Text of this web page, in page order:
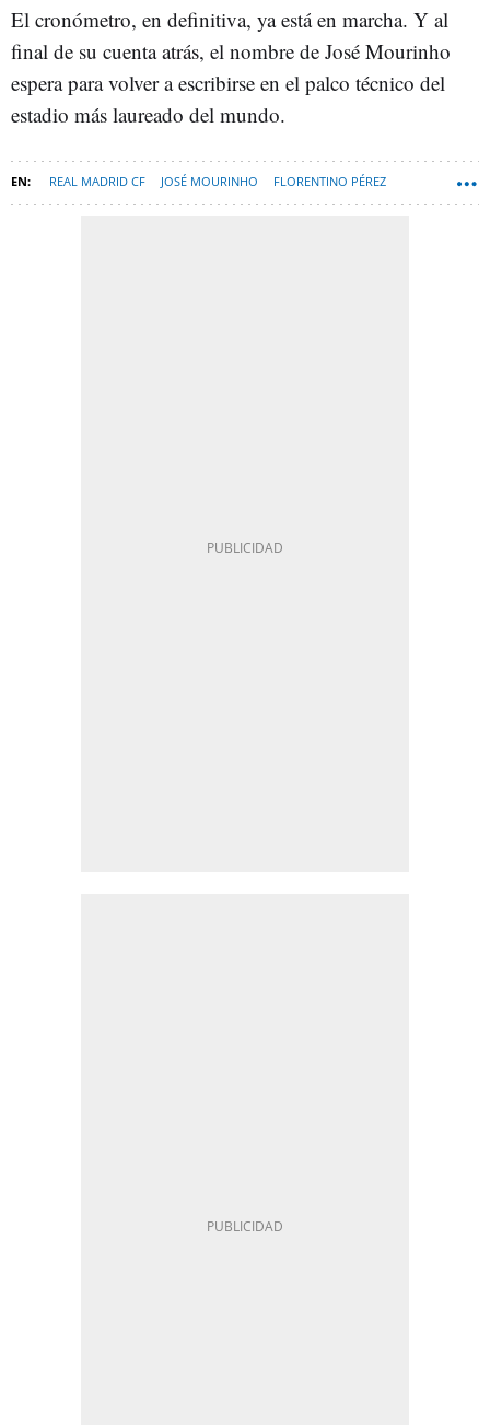
El cronómetro, en definitiva, ya está en marcha. Y al
final de su cuenta atrás, el nombre de José Mourinho
espera para volver a escribirse en el palco técnico del
estadio más laureado del mundo.
REAL MADRID CF JOSÉ MOURINHO FLORENTINO PÉREZ